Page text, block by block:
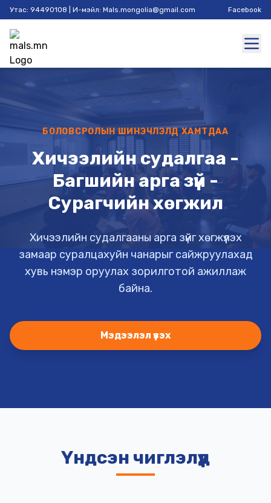
Утас: 94490108 | И-мэйл: Mals.mongolia@gmail.com Facebook
БОЛОВСРОЛЫН ШИНЭЧЛЭЛД ХАМТДАА
Хичээлийн судалгаа -
Багшийн арга зүй -
Сурагчийн хөгжил
Хичээлийн судалгааны арга зүйг хөгжүүлэх
замаар суралцахуйн чанарыг сайжруулахад
хувь нэмэр оруулах зорилготой ажиллаж
байна.
Мэдээлэл үзэх
Үндсэн чиглэлүүд